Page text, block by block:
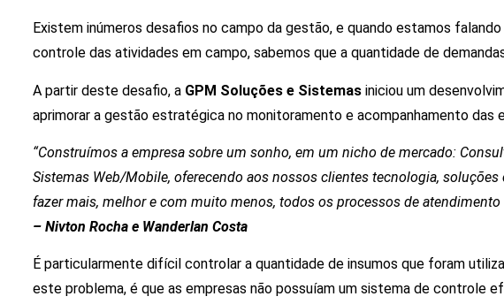
Existem inúmeros desafios no campo da gestão, e quando estamos
controle das atividades em campo, sabemos que a quantidade de
A partir deste desafio, a GPM Soluções e Sistemas iniciou um
aprimorar a gestão estratégica no monitoramento e acompanhamento das
“Construímos a empresa sobre um sonho, em um nicho de mercado:
Sistemas Web/Mobile, oferecendo aos nossos clientes tecnologia,
fazer mais, melhor e com muito menos, todos os processos de
– Nivton Rocha e Wanderlan Costa
É particularmente difícil controlar a quantidade de insumos que foram
este problema, é que as empresas não possuíam um sistema de controle